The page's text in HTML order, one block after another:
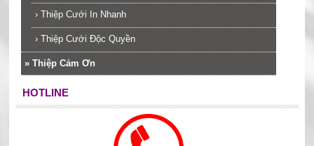
› Thiệp Cưới In Nhanh
› Thiệp Cưới Độc Quyền
» Thiệp Cảm Ơn
HOTLINE